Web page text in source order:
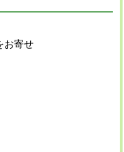
お寄せ